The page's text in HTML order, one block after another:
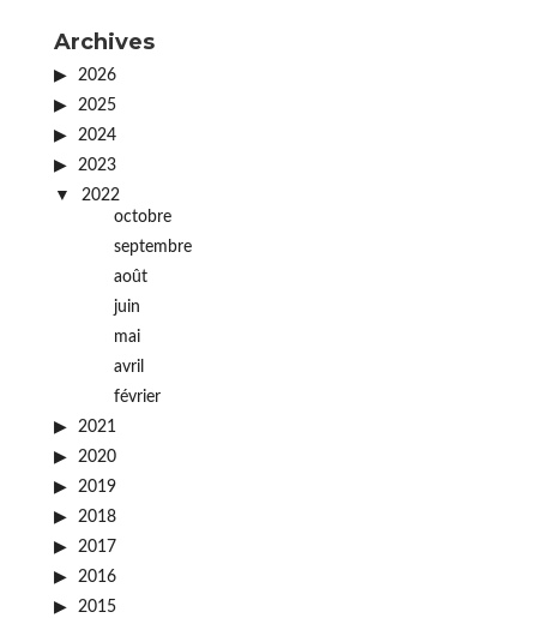
Archives
2026
2025
2024
2023
2022
octobre
septembre
août
juin
mai
avril
février
2021
2020
2019
2018
2017
2016
2015